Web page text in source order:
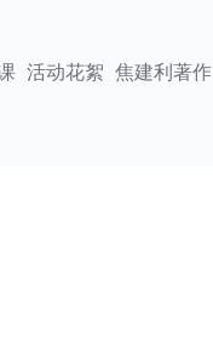
活动花絮 焦建利著作